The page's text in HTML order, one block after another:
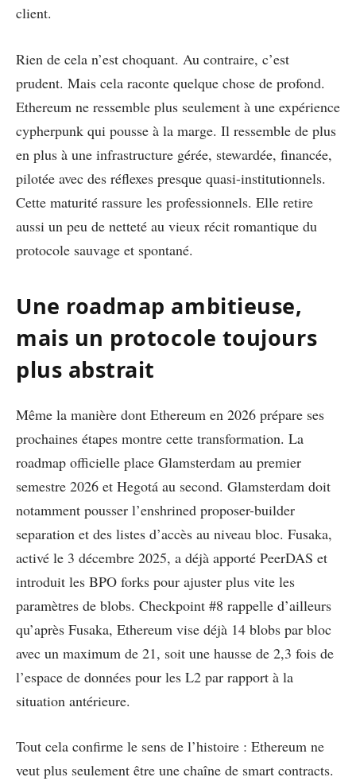
client.
Rien de cela n’est choquant. Au contraire, c’est
prudent. Mais cela raconte quelque chose de profond.
Ethereum ne ressemble plus seulement à une expérience
cypherpunk qui pousse à la marge. Il ressemble de plus
en plus à une infrastructure gérée, stewardée, financée,
pilotée avec des réflexes presque quasi-institutionnels.
Cette maturité rassure les professionnels. Elle retire
aussi un peu de netteté au vieux récit romantique du
protocole sauvage et spontané.
Une roadmap ambitieuse,
mais un protocole toujours
plus abstrait
Même la manière dont Ethereum en 2026 prépare ses
prochaines étapes montre cette transformation. La
roadmap officielle place Glamsterdam au premier
semestre 2026 et Hegotá au second. Glamsterdam doit
notamment pousser l’enshrined proposer-builder
separation et des listes d’accès au niveau bloc. Fusaka,
activé le 3 décembre 2025, a déjà apporté PeerDAS et
introduit les BPO forks pour ajuster plus vite les
paramètres de blobs. Checkpoint #8 rappelle d’ailleurs
qu’après Fusaka, Ethereum vise déjà 14 blobs par bloc
avec un maximum de 21, soit une hausse de 2,3 fois de
l’espace de données pour les L2 par rapport à la
situation antérieure.
Tout cela confirme le sens de l’histoire : Ethereum ne
veut plus seulement être une chaîne de smart contracts.